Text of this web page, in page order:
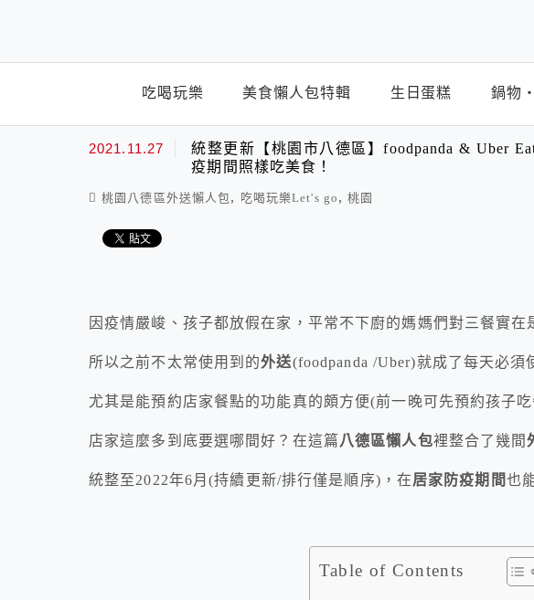
吃喝玩樂 美食懶人包特輯 生日蛋糕 鍋物
2021.11.27
統整更新【桃園市八德區】foodpanda & Uber
疫期間照樣吃美食！
桃園八德區外送懶人包, 吃喝玩樂Let's go ,桃園
因疫情嚴峻、孩子都放假在家，平常不下廚的媽媽們對三餐實在
所以之前不太常使用到的外送(foodpanda /Uber)就成了每天必須
尤其是能預約店家餐點的功能真的頗方便(前一晚可先預約孩子
店家這麼多到底要選哪間好？在這篇 八德區懶人包裡整合了幾間
統整至2022年6月(持續更新/排行僅是順序)，在居家防疫期間也
Table of Contents